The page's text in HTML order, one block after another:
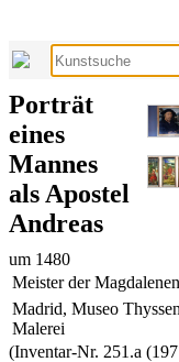
Porträt
eines
Mannes
als Apostel
Andreas
um 1480
Meister der
Madrid, Museo
Malerei
(Inventar-Nr. 251.a